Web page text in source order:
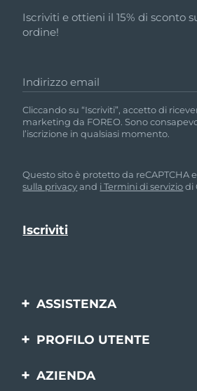
Iscriviti e ottieni il 15% di sconto
ordine!
Indirizzo email
Cliccando su “Iscriviti”, accetto di
marketing da FOREO. Sono
l’iscrizione in qualsiasi momento.
Questo sito è protetto da reCAPTCHA
sulla privacyand i Termini di serviziodi
ASSISTENZA
Contattaci
PROFILO UTENTE
prodotto
AZIENDA